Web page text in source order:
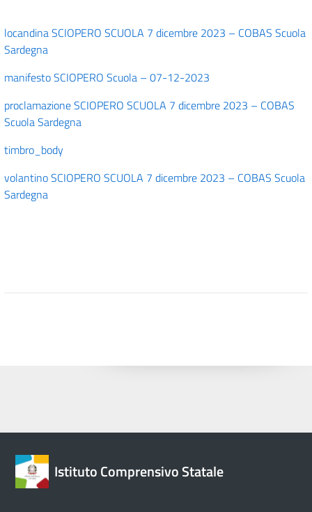
locandina SCIOPERO SCUOLA 7 dicembre 2023 – COBAS Scuola
Sardegna
manifesto SCIOPERO Scuola – 07-12-2023
proclamazione SCIOPERO SCUOLA 7 dicembre 2023 – COBAS
Scuola Sardegna
timbro_body
volantino SCIOPERO SCUOLA 7 dicembre 2023 – COBAS Scuola
Sardegna
Istituto Comprensivo Statale